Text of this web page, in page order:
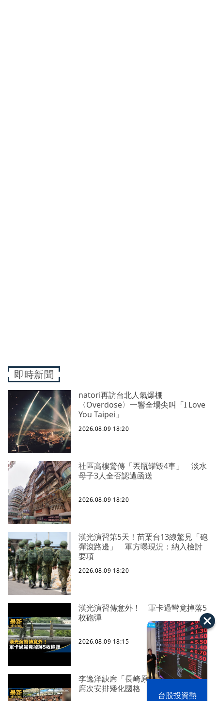
漢光42演習 台股投資熱
即時新聞
natori再訪台北人氣爆棚
〈Overdose〉一響全場尖叫「I Love
You Taipei」
2026.08.09 18:20
社區高樓驚傳「丟瓶罐毀4車」 淡水
母子3人全否認遭函送
2026.08.09 18:20
漢光演習第5天！苗栗台13線驚見「砲
彈滾路邊」 軍方曝現況：納入檢討
要項
2026.08.09 18:20
漢光演習傳意外！ 軍卡過彎竟掉落5
枚砲彈
2026.08.09 18:15
李逸洋缺席「長崎原爆典禮」 抗議
席次安排矮化國格